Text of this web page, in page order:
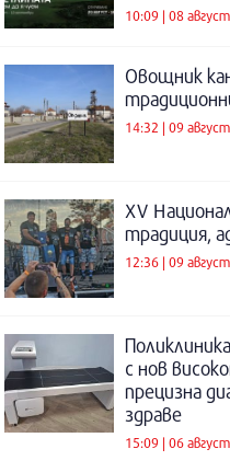
10:09 | 08
Овощник
14:32 | 09
XV
традиция,
12:36 | 09
с нов
прецизна
здраве
15:09 | 06